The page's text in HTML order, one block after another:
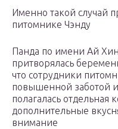
Именно такой случай
питомнике Чэнду
Панда по имени Ай
притворялась
что сотрудники
повышенной заботой
полагалась отдельная
дополнительные
внимание